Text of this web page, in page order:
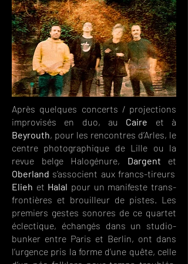
Après quelques concerts / projections
improvisés en duo, au Caire et à
Beyrouth, pour les rencontres d’Arles, le
centre photographique de Lille ou la
revue belge Halogénure, Dargent et
Oberland s’associent aux francs-tireurs
Elieh et Halal pour un manifeste trans-
frontières et brouilleur de pistes. Les
premiers gestes sonores de ce quartet
éclectique, échangés dans un studio-
bunker entre Paris et Berlin, ont dans
l’urgence pris la forme d’une quête, celle